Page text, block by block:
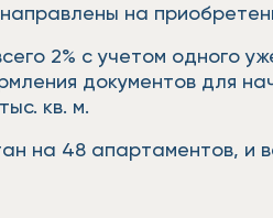
на
2% с учетом одного
документов для
кв. м.
на 48 апартаментов, и